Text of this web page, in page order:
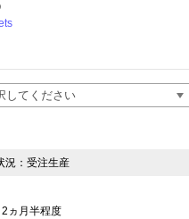
況： 受注生産
ヵ月半程度